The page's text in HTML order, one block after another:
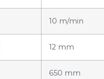
10 m/min
12 mm
650 mm